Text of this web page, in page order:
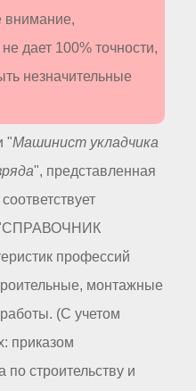
внимание,
дает 100% точности,
незначительные
"Машинист укладчика
", представленная
соответствует
"СПРАВОЧНИК
профессий
монтажные
(С учетом
приказом
по строительству и